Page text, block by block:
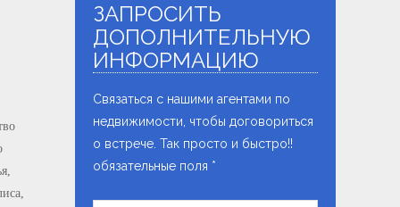
СПЕЦИАЛЬНЫЕ ПРЕДЛОЖЕНИЯ
C321
ПРЕКРАСНАЯ ВИЛЛА,
СОЧЕТАЮЩАЯ В СЕБЕ
УЕДИНЕНИЕ, РОСКОШЬ И
КОМФОРТ.
УЮТНАЯ ВИЛЛА
ПРЕКРАСНЫМ
МОРЕ И
площадь : 154
NEWSLETTER
Получайте новости, предложения и
сообщения о новостройках на ваш
ПОСЛАТЬ
ЗАПРОСИТЬ
ДОПОЛНИТЕЛЬНУЮ
ИНФОРМАЦИЮ
Связаться с нашими агентами по
недвижимости, чтобы договориться
о встрече. Так просто и быстро!!
обязательные поля *